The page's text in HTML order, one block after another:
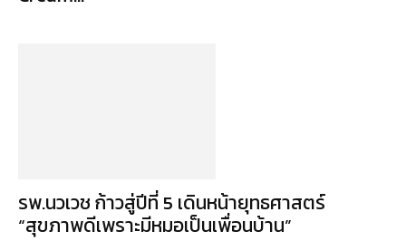
รพ.นวเวช ก้าวสู่ปีที่ 5 เดินหน้ายุทธศาสตร์
“สุขภาพดีเพราะมีหมอเป็นเพื่อนบ้าน”